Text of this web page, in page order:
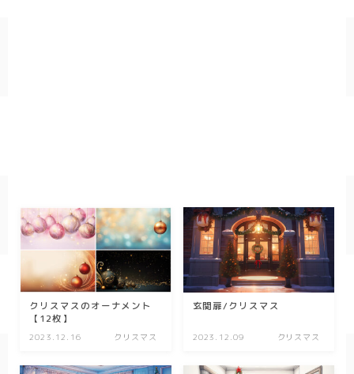
クリスマス
季節
冬/winter
夏/summer
クリスマスのオーナメント
【12枚】
2023.12.16 クリスマス
玄関扉/クリスマス
2023.12.09 クリスマス